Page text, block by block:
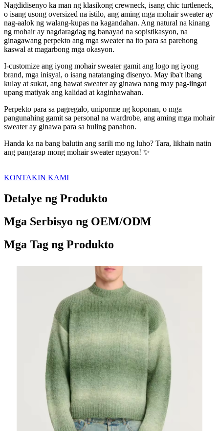
Nagdidisenyo ka man ng klasikong crewneck, isang chic turtleneck,
o isang usong oversized na istilo, ang aming mga mohair sweater ay
nag-aalok ng walang-kupas na kagandahan. Ang natural na kinang
ng mohair ay nagdaragdag ng banayad na sopistikasyon, na
ginagawang perpekto ang mga sweater na ito para sa parehong
kaswal at magarbong mga okasyon.
I-customize ang iyong mohair sweater gamit ang logo ng iyong
brand, mga inisyal, o isang natatanging disenyo. May iba't ibang
kulay at sukat, ang bawat sweater ay ginawa nang may pag-iingat
upang matiyak ang kalidad at kaginhawahan.
Perpekto para sa pagregalo, uniporme ng koponan, o mga
pangunahing gamit sa personal na wardrobe, ang aming mga mohair
sweater ay ginawa para sa huling panahon.
Handa ka na bang balutin ang sarili mo ng luho? Tara, likhain natin
ang pangarap mong mohair sweater ngayon! ✨
KONTAKIN KAMI
Detalye ng Produkto
Mga Serbisyo ng OEM/ODM
Mga Tag ng Produkto